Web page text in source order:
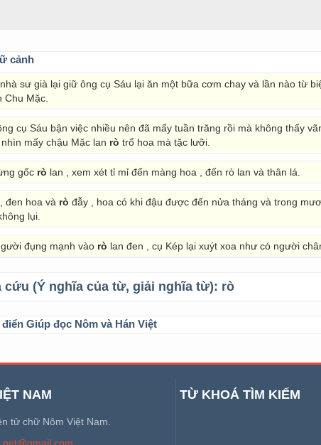
cảnh
sư già lại giữ ông cụ Sáu lại ăn một bữa cơm chay và lần nào từ
Chu Mặc.
cụ Sáu bận việc nhiều nên đã mấy tuần trăng rồi mà không thấy
mấy chậu Mặc lan rò trổ hoa mà tặc lưỡi.
gốc rò lan , xem xét tỉ mỉ đến màng hoa , đến rò lan và thân lá.
đen hoa và rò đẫy , hoa có khi đậu được đến nửa tháng và trong
lụi.
đụng mạnh vào rò lan đen , cụ Kép lại xuýt xoa như có người
cứu (Ý nghĩa của từ, giải nghĩa từ): rò
Giúp đọc Nôm và Hán Việt
NAM
tử chữ Nôm Việt Nam.
TỪ KHOÁ TÌM KIẾM